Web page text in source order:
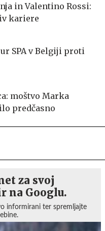
in Valentino Rossi:
kariere
SPA v Belgiji proti
moštvo Marka
predčasno
za svoj
na Googlu.
informirani ter spremljajte